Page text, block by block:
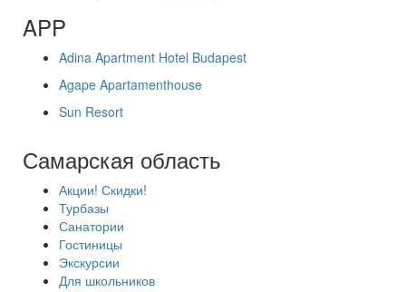
APP
Adina Apartment Hotel Budapest
Agape Apartamenthouse
Sun Resort
Самарская область
Акции! Скидки!
Турбазы
Санатории
Гостиницы
Экскурсии
Для школьников